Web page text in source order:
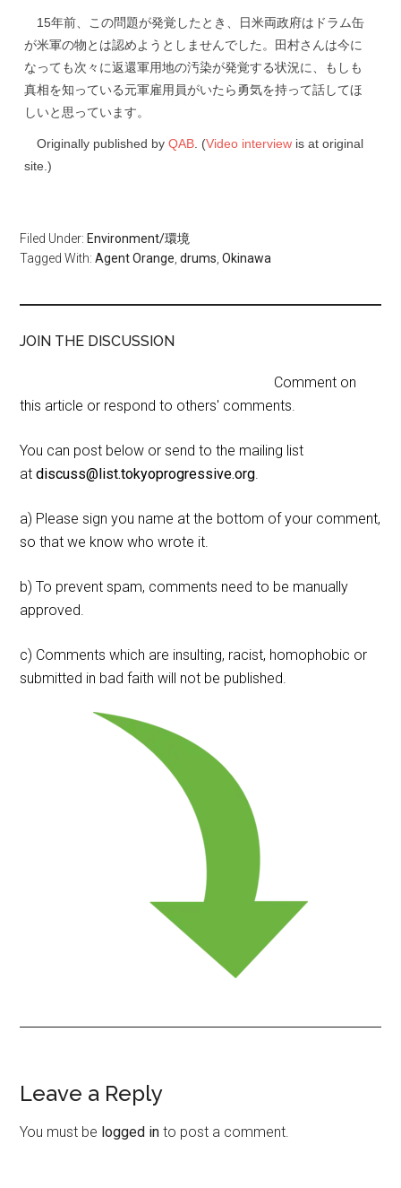
15年前、この問題が発覚したとき、日米両政府はドラム缶
が米軍の物とは認めようとしませんでした。田村さんは今に
なっても次々に返還軍用地の汚染が発覚する状況に、もしも
真相を知っている元軍雇用員がいたら勇気を持って話してほ
しいと思っています。
Originally published byQAB . (Video interview is at original
site.)
Filed Under: Environment/環境
Tagged With:Agent Orange ,drums ,Okinawa
JOIN THE DISCUSSION
Comment on
this article or respond to others' comments.
You can post below or send to the mailing list
atdiscuss@list.tokyoprogressive.org.
a) Please sign you name at the bottom of your comment,
so that we know who wrote it.
b) To prevent spam, comments need to be manually
approved.
c) Comments which are insulting, racist, homophobic or
submitted in bad faith will not be published.
Reader
Interactions
Leave a Reply
You must be logged in to post a comment.